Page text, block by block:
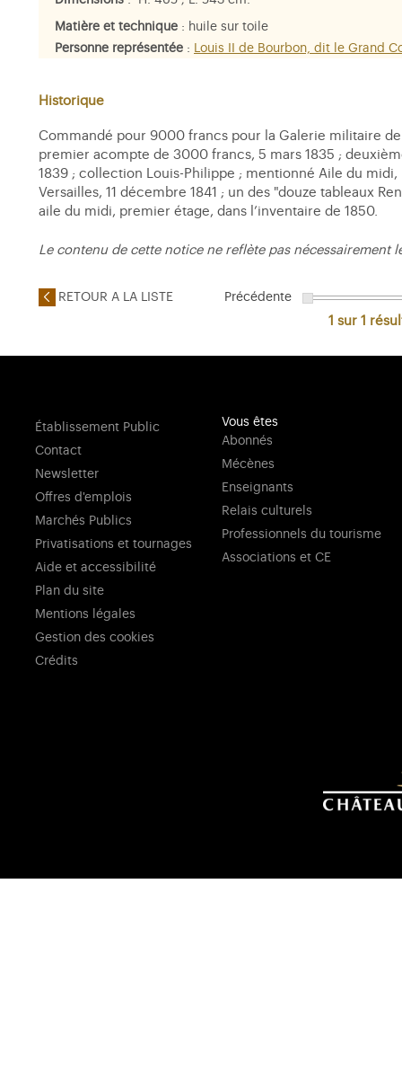
Matière et technique : huile sur toile
Personne représentée : Louis II de Bourbon, dit le Grand
Historique
Commandé pour 9000 francs pour la Galerie militaire
premier acompte de 3000 francs, 5 mars 1835 ;
1839 ; collection Louis-Philippe ; mentionné Aile du
Versailles, 11 décembre 1841 ; un des "douze tableaux
aile du midi, premier étage, dans l’inventaire de 1850.
Le contenu de cette notice ne reflète pas nécessairement
RETOUR A LA LISTE Précédente
1 sur 1
Établissement Public
Contact
Newsletter
Offres d'emplois
Marchés Publics
Privatisations et tournages
Aide et accessibilité
Plan du site
Mentions légales
Gestion des cookies
Crédits
Vous êtes
Abonnés
Mécènes
Enseignants
Relais culturels
Professionnels du tourisme
Associations et CE